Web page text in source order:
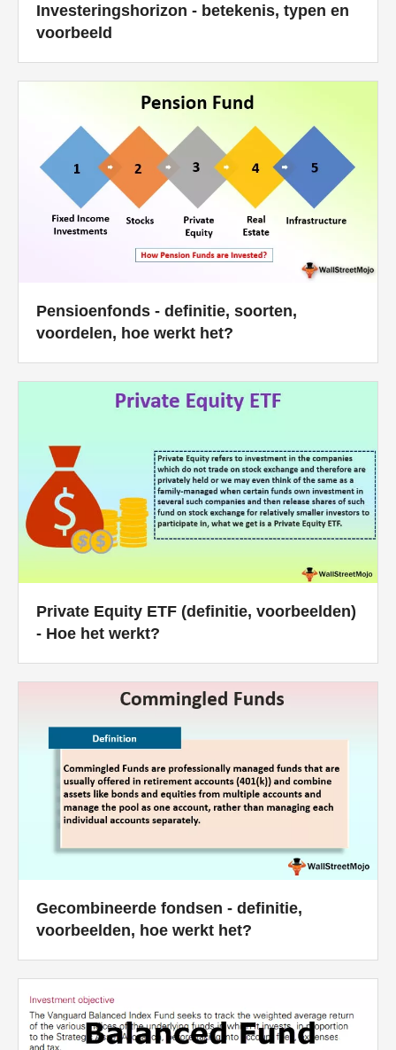
Investeringshorizon - betekenis, typen en
voorbeeld
Pensioenfonds - definitie, soorten,
voordelen, hoe werkt het?
Private Equity ETF (definitie, voorbeelden)
- Hoe het werkt?
Gecombineerde fondsen - definitie,
voorbeelden, hoe werkt het?